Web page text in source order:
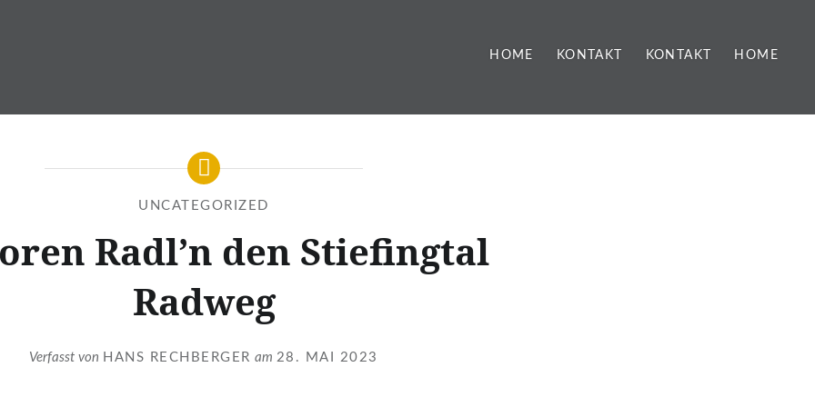
HOME KONTAKT KONTAKT HOME
UNCATEGORIZED
Radl’n den Stiefingtal
Radweg
Verfasst von HANS RECHBERGER am 28. MAI 2023